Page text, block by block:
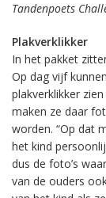
Tandenpoets
Plakverklikker
In het pakket
Op dag vijf
plakverklikker
maken ze daar
worden. “Op dat
het kind
dus de foto’s
van de ouders